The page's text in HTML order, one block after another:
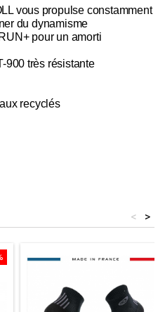
vous propulse constamment
du dynamisme
pour un amorti
900 très résistante
recyclés
>
<